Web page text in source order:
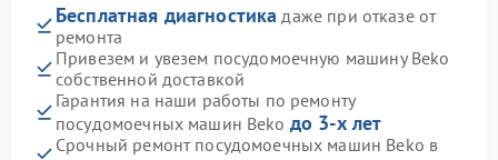
Бесплатная диагностика даже при отказе от
ремонта
Привезем и увезем посудомоечную машину Beko
собственной доставкой
Гарантия на наши работы по ремонту
посудомоечных машин Beko до 3-х лет
Срочный ремонт посудомоечных машин Beko в